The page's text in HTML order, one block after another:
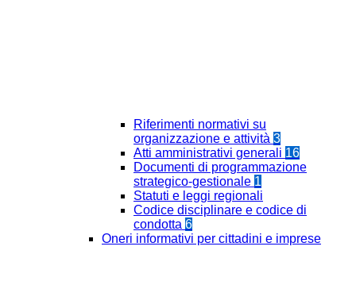
Riferimenti normativi su
organizzazione e attività 3
Atti amministrativi generali 16
Documenti di programmazione
strategico-gestionale 1
Statuti e leggi regionali
Codice disciplinare e codice di
condotta 6
Oneri informativi per cittadini e imprese